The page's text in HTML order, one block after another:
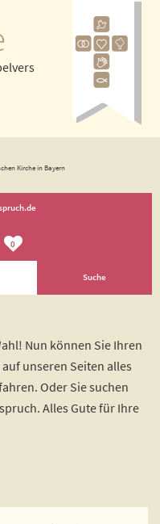
Kirche in Bayern
0
Nun können Sie Ihren
unseren Seiten alles
Oder Sie suchen
Alles Gute für Ihre